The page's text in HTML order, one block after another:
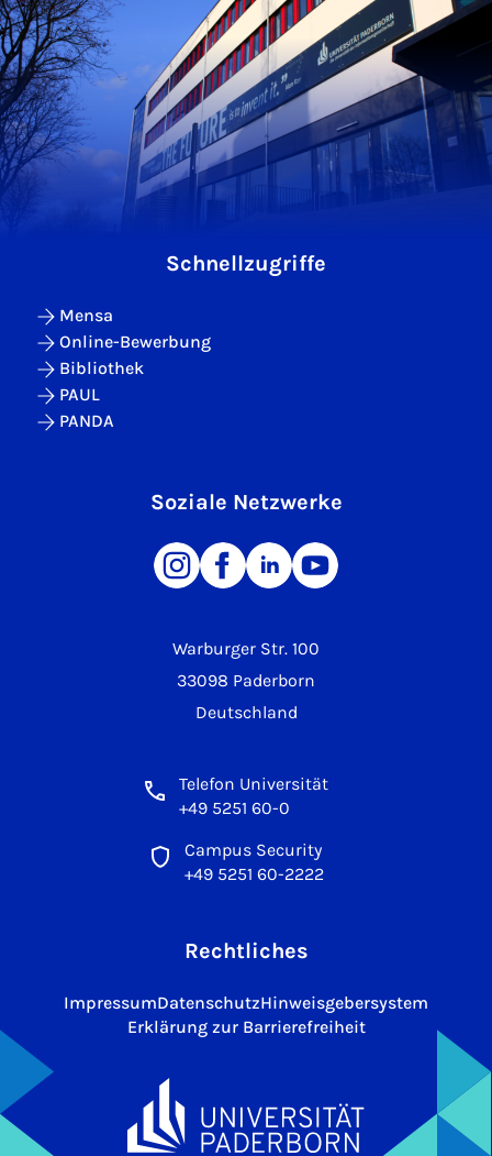
Warburger Str. 100
33098 Paderborn
Deutschland
Telefon Universität
+49 5251 60-0
Campus Security
+49 5251 60-2222
Schnellzugriffe
Mensa
Online-Bewerbung
Bibliothek
PAUL
PANDA
Soziale Netzwerke
Rechtliches
ImpressumDatenschutzHinweisgebersystem
Erklärung zur Barrierefreiheit